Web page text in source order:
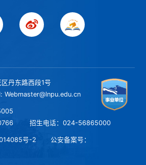
丹东路西段1号
Webmaster@lnpu.edu.cn
招生电话：024-56865000
号-2 公安备案号：